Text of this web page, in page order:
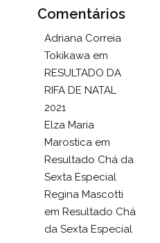
Comentários
Adriana Correia
Tokikawaem
RESULTADO DA
RIFA DE NATAL
2021
Elza Maria
Marosticaem
Resultado Chá da
Sexta Especial
Regina Mascotti
em Resultado Chá
da Sexta Especial